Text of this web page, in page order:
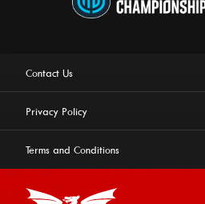
Contact Us
Privacy Policy
Terms and Conditions